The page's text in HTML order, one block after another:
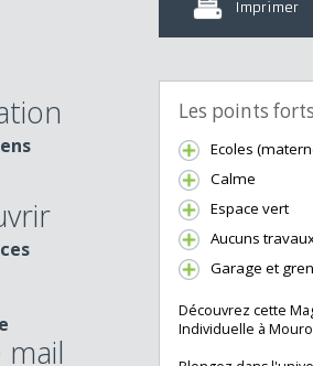
Poser
Les points
Ecoles
Calme
Espace vert
Aucuns
Garage et